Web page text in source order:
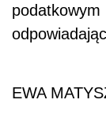
EWA